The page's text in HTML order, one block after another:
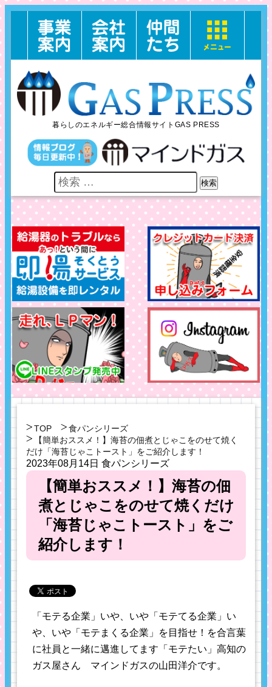
暮らしのエネルギー総合情報サイトGAS PRESS
検索
TOP
食パンシリーズ
【簡単おススメ！】海苔の佃煮とじゃこをのせて焼く
だけ「海苔じゃこトースト」をご紹介します！
2023年08月14日 食パンシリーズ
【簡単おススメ！】海苔の佃
煮とじゃこをのせて焼くだけ
「海苔じゃこトースト」をご
紹介します！
「モテる企業」いや、いや「モテてる企業」い
や、いや「モテまくる企業」を目指せ！を合言葉
に社員と一緒に邁進してます「モテたい」高知の
ガス屋さん マインドガスの山田洋介です。